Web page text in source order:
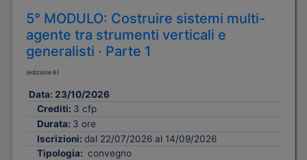
5° MODULO: Costruire sistemi multi-
agente tra strumenti verticali e
generalisti · Parte 1
(edizione 6)
Data: 23/10/2026
Crediti: 3 cfp
Durata: 3 ore
Iscrizioni: dal 22/07/2026 al 14/09/2026
Tipologia: convegno